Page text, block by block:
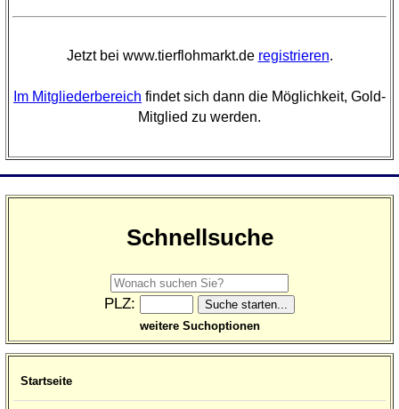
Schnellsuche
PLZ:
weitere Suchoptionen
Startseite
Jetzt bei www.tierflohmarkt.de registrieren.
Im Mitgliederbereich findet sich dann die Möglichkeit, Gold-
Mitglied zu werden.